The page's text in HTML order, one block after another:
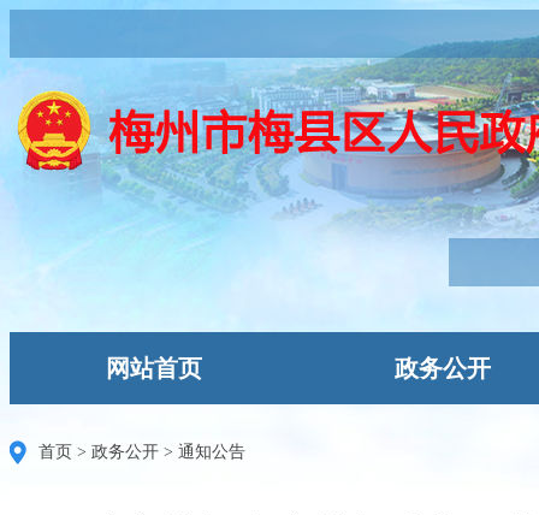
网站首页 政务公开
首页 > 政务公开 > 通知公告